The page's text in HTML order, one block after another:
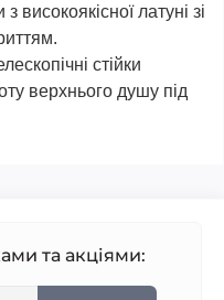
високоякісної латуні зі
стійки
верхнього душу під
та акціями: